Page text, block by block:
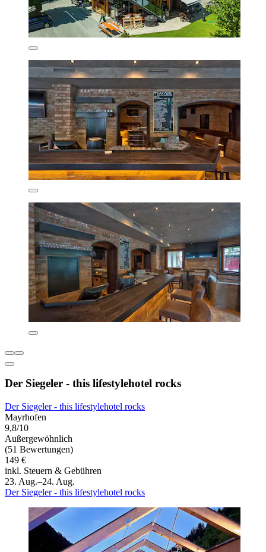
Der Siegeler - this lifestylehotel rocks
Der Siegeler - this lifestylehotel rocks
Mayrhofen
9,8/10
Außergewöhnlich
(51 Bewertungen)
149 €
inkl. Steuern & Gebühren
23. Aug.–24. Aug.
Der Siegeler - this lifestylehotel rocks